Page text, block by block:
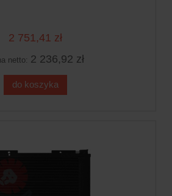
2 751,41 zł
netto: 2 236,92 zł
do koszyka